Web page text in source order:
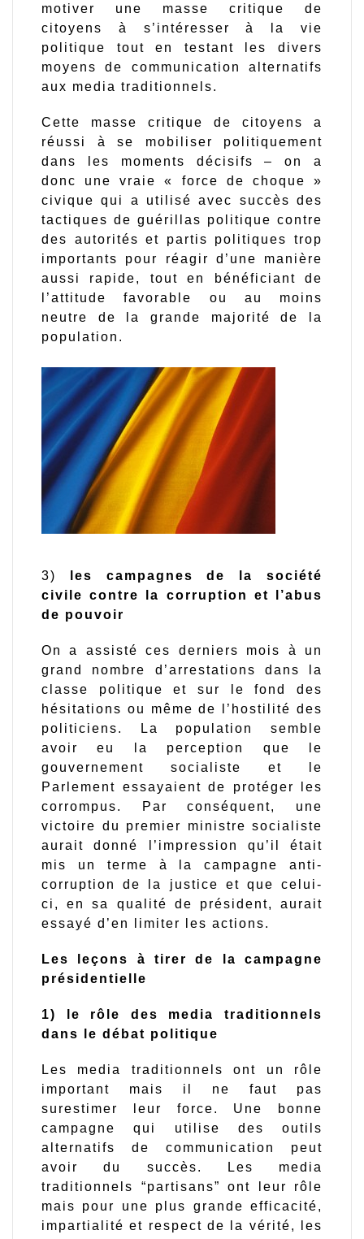
motiver une masse critique de
citoyens à s’intéresser à la vie
politique tout en testant les divers
moyens de communication alternatifs
aux media traditionnels.
Cette masse critique de citoyens a
réussi à se mobiliser politiquement
dans les moments décisifs – on a
donc une vraie « force de choque »
civique qui a utilisé avec succès des
tactiques de guérillas politique contre
des autorités et partis politiques trop
importants pour réagir d’une manière
aussi rapide, tout en bénéficiant de
l’attitude favorable ou au moins
neutre de la grande majorité de la
population.
3)
les campagnes de la société
civile contre la corruption et l’abus
de pouvoir
On a assisté ces derniers mois à un
grand nombre d’arrestations dans la
classe politique et sur le fond des
hésitations ou même de l’hostilité des
politiciens. La population semble
avoir eu la perception que le
gouvernement socialiste et le
Parlement essayaient de protéger les
corrompus. Par conséquent, une
victoire du premier ministre socialiste
aurait donné l’impression qu’il était
mis un terme à la campagne anti-
corruption de la justice et que celui-
ci, en sa qualité de président, aurait
essayé d’en limiter les actions.
Les leçons à tirer de la campagne
présidentielle
1) le rôle des media traditionnels
dans le débat politique
Les media traditionnels ont un rôle
important mais il ne faut pas
surestimer leur force. Une bonne
campagne qui utilise des outils
alternatifs de communication peut
avoir du succès. Les media
traditionnels “partisans” ont leur rôle
mais pour une plus grande efficacité,
impartialité et respect de la vérité, les